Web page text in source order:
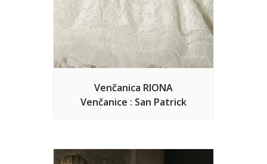
Venčanica RIONA
Venčanice : San Patrick